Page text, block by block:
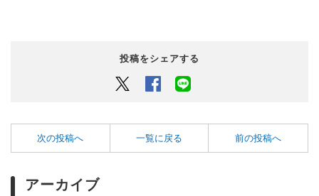
投稿をシェアする
Twitter Facebook
次の投稿へ 一覧に戻る 前の投稿へ
アーカイブ